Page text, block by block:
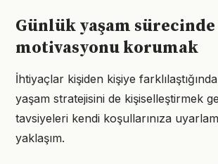
Günlük yaşam sürecinde
motivasyonu korumak
İhtiyaçlar kişiden kişiye
yaşam stratejisini de kişiselleştirmek
tavsiyeleri kendi koşullarınıza
yaklaşım.